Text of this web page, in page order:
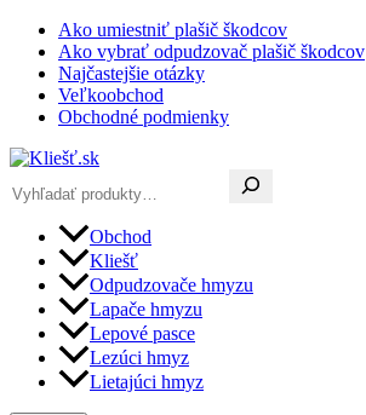
Preskočiť
obsah
Ako umiestniť plašič škodcov
Ako vybrať odpudzovač plašič škodcov
Najčastejšie otázky
Veľkoobchod
Obchodné podmienky
Obchod
Kliešť
Odpudzovače hmyzu
Lapače hmyzu
Lepové pasce
Lezúci hmyz
Lietajúci hmyz